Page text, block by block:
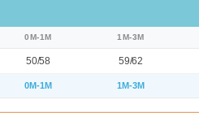
0M-1M 1M-3M
50/58 59/62
0M-1M 1M-3M